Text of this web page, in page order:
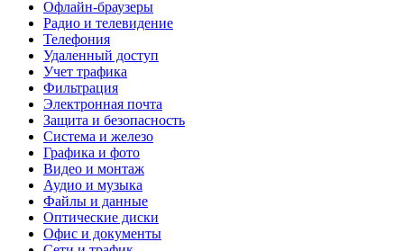
Офлайн-браузеры
Радио и телевидение
Телефония
Удаленный доступ
Учет трафика
Фильтрация
Электронная почта
Защита и безопасность
Система и железо
Графика и фото
Видео и монтаж
Аудио и музыка
Файлы и данные
Оптические диски
Офис и документы